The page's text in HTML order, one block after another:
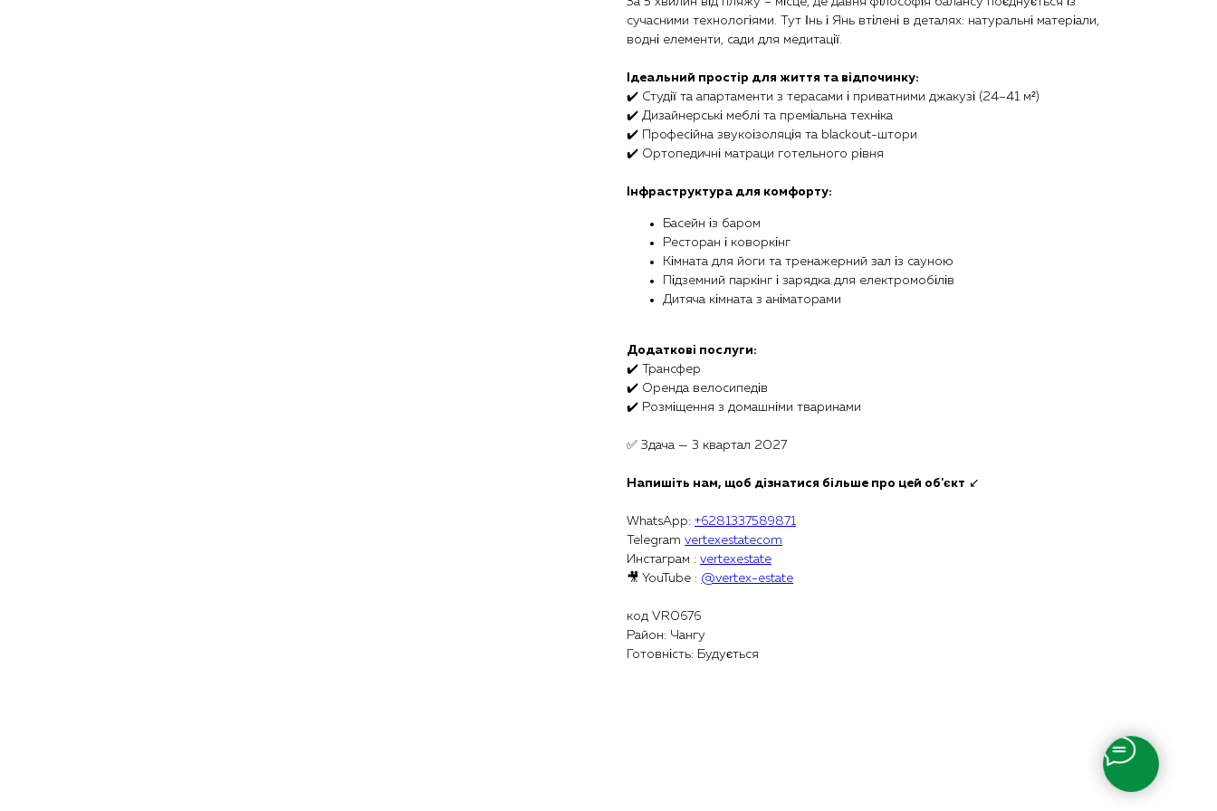
сучасними технологіями. Тут Інь і Янь втілені в деталях: натуральні матеріали,
водні елементи, сади для медитації.
Ідеальний простір для життя та відпочинку:
✔️ Студії та апартаменти з терасами і приватними джакузі (24–41 м²)
✔️ Дизайнерські меблі та преміальна техніка
✔️ Професійна звукоізоляція та blackout-штори
✔️ Ортопедичні матраци готельного рівня
Інфраструктура для комфорту:
Басейн із баром
Ресторан і коворкінг
Кімната для йоги та тренажерний зал із сауною
Підземний паркінг і зарядка для електромобілів
Дитяча кімната з аніматорами
Додаткові послуги:
✔️ Трансфер
✔️ Оренда велосипедів
✔️ Розміщення з домашніми тваринами
✅ Здача — 3 квартал 2027
Напишіть нам, щоб дізнатися більше про цей об'єкт ↙️
WhatsApp: +6281337589871
Telegram vertexestatecom
Инстаграм : vertexestate
🎥 YouTube : @vertex-estate
код VR0676
Район: Чангу
Готовність: Будується